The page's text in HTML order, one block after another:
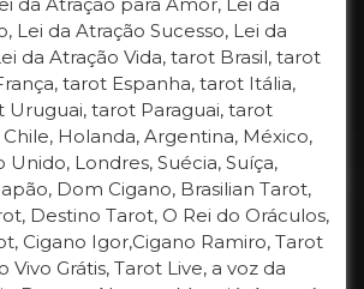
Lei da Atração Sucesso, Lei da
da Atração Vida, tarot Brasil, tarot
tarot Espanha, tarot Itália,
Uruguai, tarot Paraguai, tarot
Holanda, Argentina, México,
Unido, Londres, Suécia, Suíça,
Dom Cigano, Brasilian Tarot,
Destino Tarot, O Rei do Oráculos,
Cigano Igor,Cigano Ramiro, Tarot
Vivo Grátis, Tarot Live, a voz da